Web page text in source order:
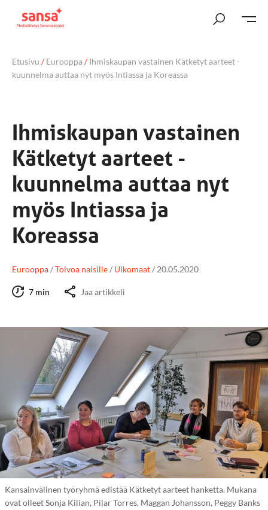
Etusivu /Eurooppa/Ihmiskaupan vastainen Kätketyt aarteet -
kuunnelma auttaa nyt myös Intiassa ja Koreassa
Ihmiskaupan vastainen
Kätketyt aarteet -
kuunnelma auttaa nyt
myös Intiassa ja
Koreassa
Eurooppa/Toivoa naisille/ Ulkomaat/ 20.05.2020
7 min Jaa artikkeli
Kansainvälinen työryhmä edistää Kätketyt aarteet hanketta. Mukana
ovat olleet Sonja Kilian, Pilar Torres, Maggan Johansson, Peggy Banks